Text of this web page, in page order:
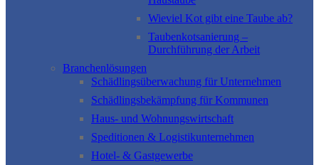
Wieviel Kot gibt eine Taube ab?
Taubenkotsanierung –
Durchführung der Arbeit
Branchenlösungen
Schädlingsüberwachung für Unternehmen
Schädlingsbekämpfung für Kommunen
Haus- und Wohnungswirtschaft
Speditionen & Logistikunternehmen
Hotel- & Gastgewerbe